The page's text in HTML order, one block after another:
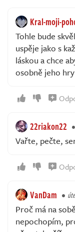
Kral-moji-
Tohle bude
uspěje jako s
láskou a chce
osobně jeho
22riakon22
Vařte, pečte,
VanDam
Proč má na
nepochopím,